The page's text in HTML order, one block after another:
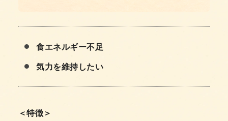
食エネルギー不足
気力を維持したい
＜特徴＞